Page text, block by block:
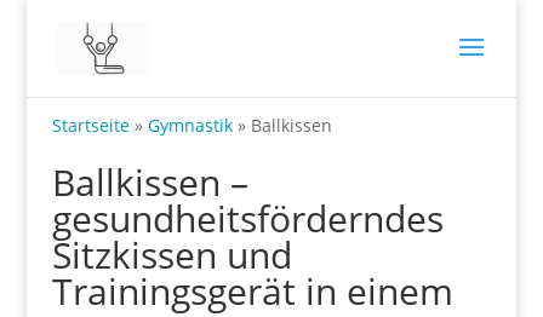
Startseite» Gymnastik» Ballkissen
Ballkissen –
gesundheitsförderndes
Sitzkissen und
Trainingsgerät in einem